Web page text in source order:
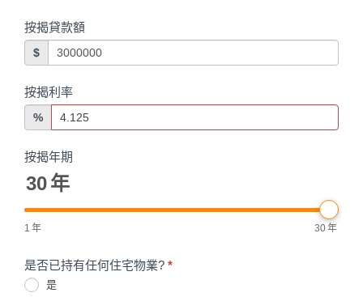
按揭貸款額
$
按揭利率
%
按揭年期
30年
1 年 30年
是否已持有任何住宅物業? *
是